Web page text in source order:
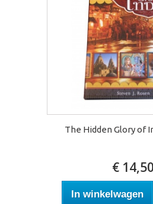
The Hidden Glory of
€ 14,50
In winkelwagen